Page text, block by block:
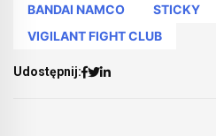
BANDAI NAMCO STICKY
VIGILANT FIGHT CLUB
Udostępnij: